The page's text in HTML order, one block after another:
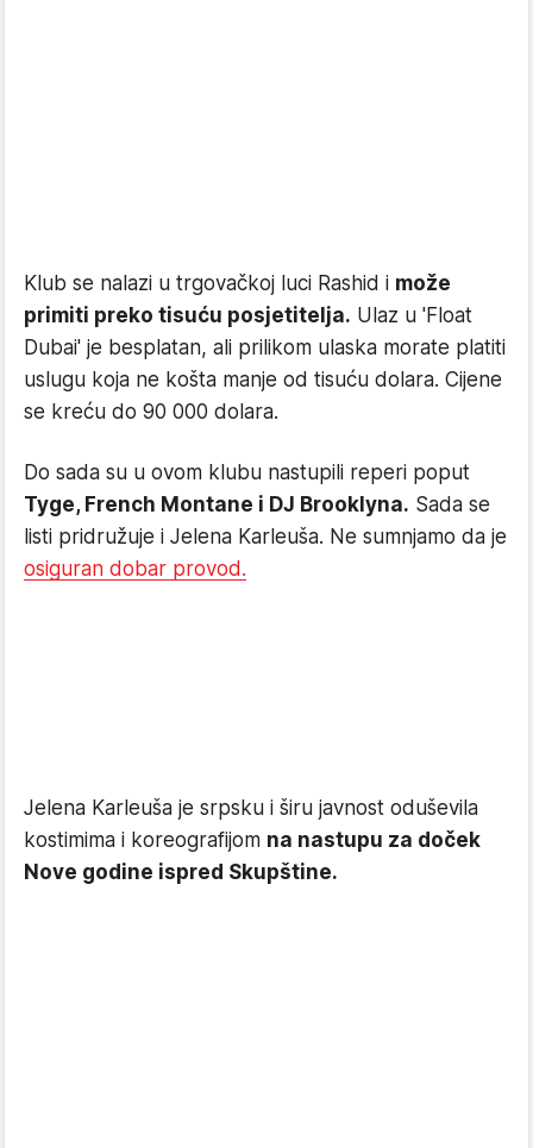
Klub se nalazi u trgovačkoj luci Rashid i može
primiti preko tisuću posjetitelja. Ulaz u 'Float
Dubai' je besplatan, ali prilikom ulaska morate platiti
uslugu koja ne košta manje od tisuću dolara. Cijene
se kreću do 90 000 dolara.
Do sada su u ovom klubu nastupili reperi poput
Tyge, French Montane i DJ Brooklyna. Sada se
listi pridružuje i Jelena Karleuša. Ne sumnjamo da je
osiguran dobar provod.
Jelena Karleuša je srpsku i širu javnost oduševila
kostimima i koreografijom na nastupu za doček
Nove godine ispred Skupštine.